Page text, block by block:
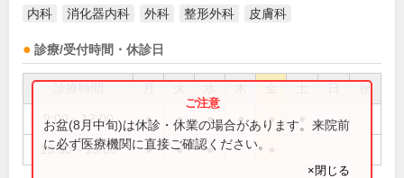
内科 消化器内科 外科 整形外科 皮膚科
診療/受付時間・休診日
祝
9:00～12:00 ● ● ● ● ●
16:30～19:00 ● ● ●
お盆(8月中旬)は休診・休業の場合があります。来院前
に必ず医療機関に直接ご確認ください。
×閉じる